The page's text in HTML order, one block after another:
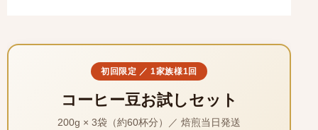
初回限定 ／ 1家族様1回
コーヒー豆お試しセット
200g × 3袋（約60杯分）／ 焙煎当日発送